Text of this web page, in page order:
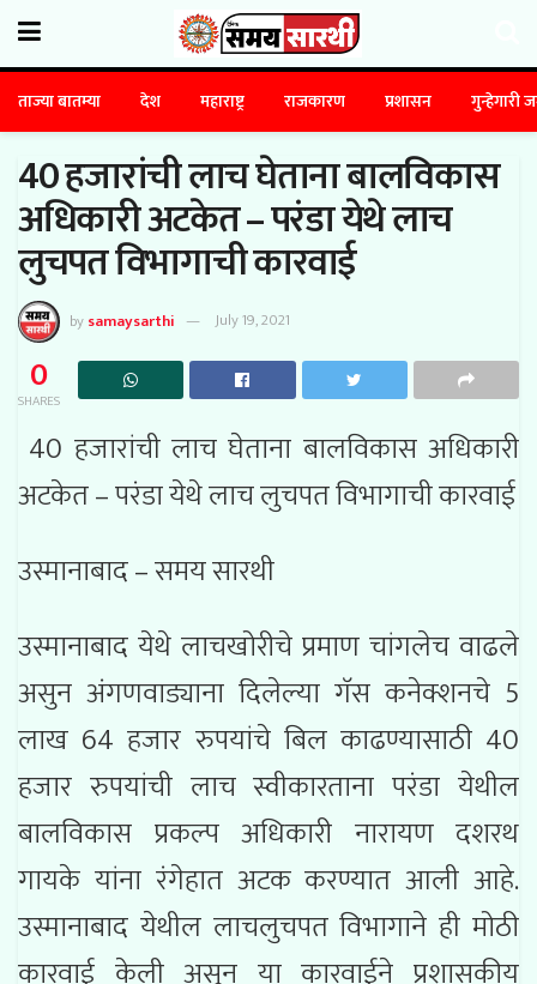
ताज्या बातम्या देश महाराष्ट्र राजकारण प्रशासन गुन्हेगारी
40 हजारांची लाच घेताना बालविकास
अधिकारी अटकेत – परंडा येथे लाच
लुचपत विभागाची कारवाई
bysamaysarthi July 19, 2021
0
SHARES
40 हजारांची लाच घेताना बालविकास अधिकारी
अटकेत – परंडा येथे लाच लुचपत विभागाची कारवाई
उस्मानाबाद – समय सारथी
उस्मानाबाद येथे लाचखोरीचे प्रमाण चांगलेच वाढले
असुन अंगणवाड्याना दिलेल्या गॅस कनेक्शनचे 5
लाख 64 हजार रुपयांचे बिल काढण्यासाठी 40
हजार रुपयांची लाच स्वीकारताना परंडा येथील
बालविकास प्रकल्प अधिकारी नारायण दशरथ
गायके यांना रंगेहात अटक करण्यात आली आहे.
उस्मानाबाद येथील लाचलुचपत विभागाने ही मोठी
कारवाई केली असुन या कारवाईने प्रशासकीय